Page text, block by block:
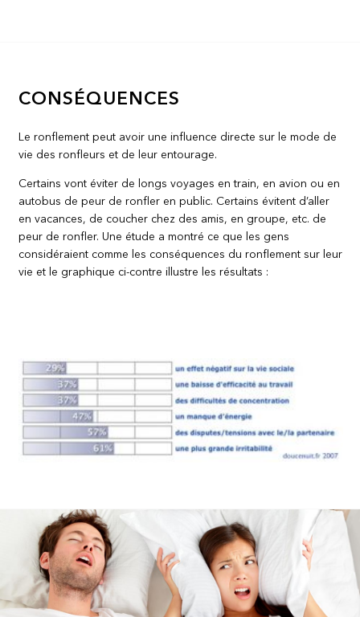
CONSÉQUENCES
Le ronflement peut avoir une influence directe sur le mode de
vie des ronfleurs et de leur entourage.
Certains vont éviter de longs voyages en train, en avion ou en
autobus de peur de ronfler en public. Certains évitent d’aller
en vacances, de coucher chez des amis, en groupe, etc. de
peur de ronfler. Une étude a montré ce que les gens
considéraient comme les conséquences du ronflement sur leur
vie et le graphique ci-contre illustre les résultats :